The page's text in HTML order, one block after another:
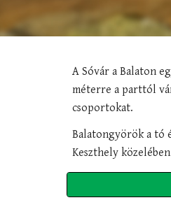
A Sóvár a Balaton
méterre a parttól
csoportokat.
Balatongyörök a tó
Keszthely